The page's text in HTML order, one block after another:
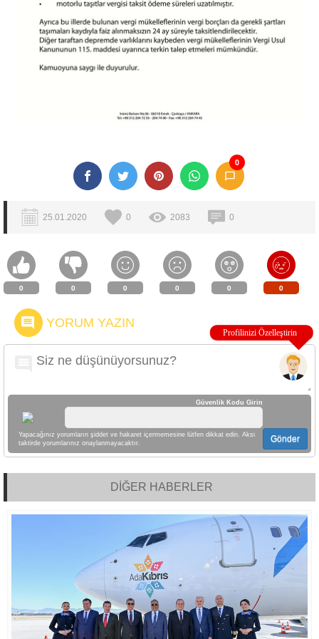
0
25.01.2020 0 2083 0
0 0 0 0 0 0
YORUM YAZIN
Güvenlik Kodu Girin
Yapacağınız yorumların şiddet ve hakaret içermemesine lütfen dikkat edin. Aksi
taktirde yorumlarınız onaylanmayacaktır.
Gönder
DİĞER HABERLER